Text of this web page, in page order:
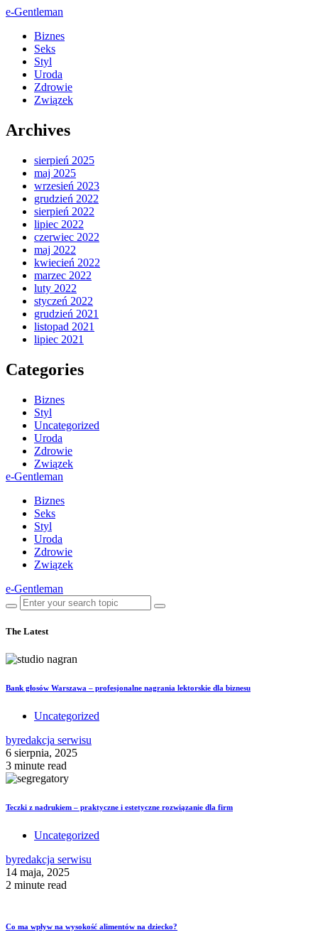
e-Gentleman
Biznes
Seks
Styl
Uroda
Zdrowie
Związek
Archives
sierpień 2025
maj 2025
wrzesień 2023
grudzień 2022
sierpień 2022
lipiec 2022
czerwiec 2022
maj 2022
kwiecień 2022
marzec 2022
luty 2022
styczeń 2022
grudzień 2021
listopad 2021
lipiec 2021
Categories
Biznes
Styl
Uncategorized
Uroda
Zdrowie
Związek
e-Gentleman
Biznes
Seks
Styl
Uroda
Zdrowie
Związek
e-Gentleman
The Latest
Bank głosów Warszawa – profesjonalne nagrania lektorskie dla biznesu
Uncategorized
byredakcja serwisu
6 sierpnia, 2025
3 minute read
Teczki z nadrukiem – praktyczne i estetyczne rozwiązanie dla firm
Uncategorized
byredakcja serwisu
14 maja, 2025
2 minute read
Co ma wpływ na wysokość alimentów na dziecko?